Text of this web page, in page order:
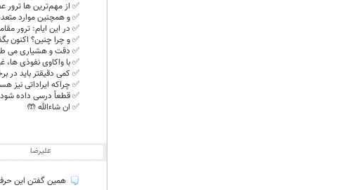
✅️ از مهم‌ترین ها ترور
✅️ و همچنین موارد
✅️ در این ایام: ترور
✅️ و چرا چنین؟ اکنون
✅️ دقت و هشیاری می
✅️ با واکاوی نفوذی ها،
✅️ کمی دقیقتر باید در
✅️ چراکه ایراداتی نیز
✅️ قطعاً درسی داده
✅️ ان شاءالله 🤲
علیرضا
همین گفتن این